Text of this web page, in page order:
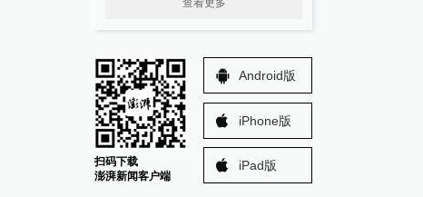
查看更多
扫码下载
澎湃新闻客户端
Android版
iPhone版
iPad版